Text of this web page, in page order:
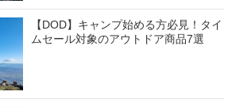
【DOD】キャンプ始める方必見！タイ
ムセール対象のアウトドア商品7選